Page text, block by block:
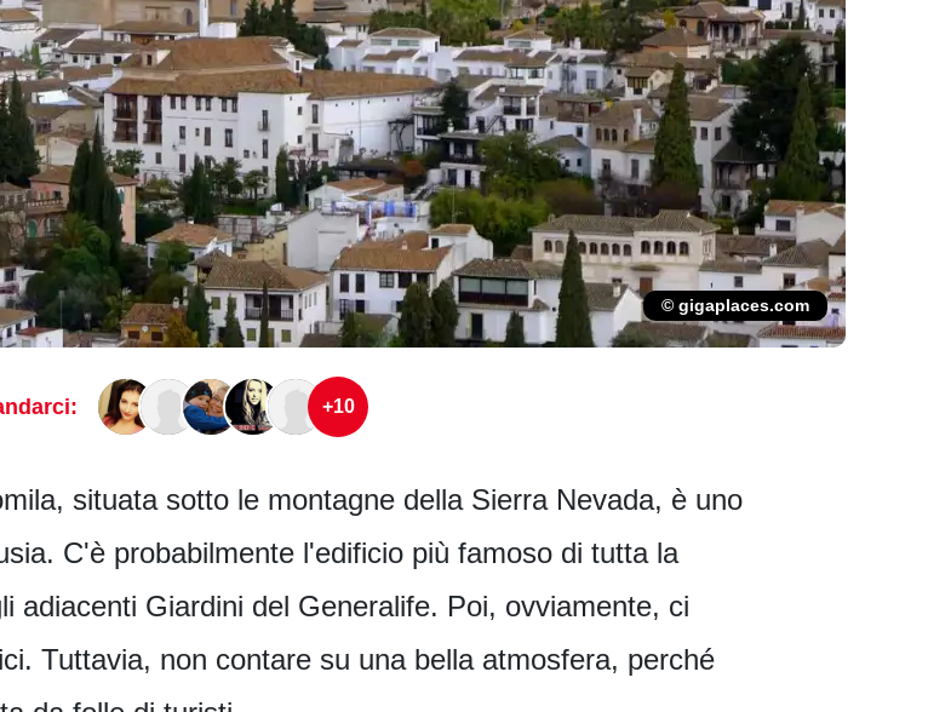
© gigaplaces.com
+10
situata sotto le montagne della Sierra Nevada, è uno
C'è probabilmente l'edificio più famoso di tutta la
adiacenti Giardini del Generalife. Poi, ovviamente, ci
Tuttavia, non contare su una bella atmosfera, perché